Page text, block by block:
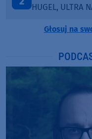
HUGEL, ULTRA NATE,
Głosuj na